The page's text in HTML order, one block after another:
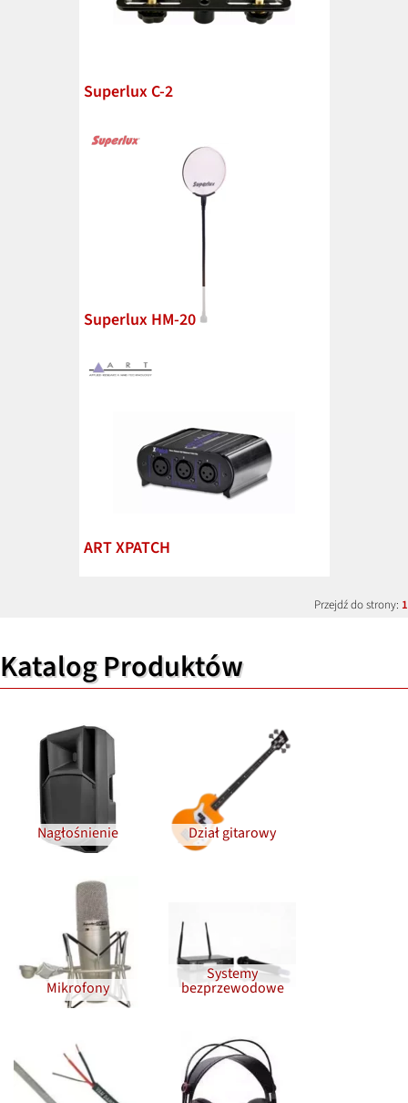
Superlux C-2
Superlux HM-20
ART XPATCH
Przejdź do strony: 1
Katalog Produktów
Nagłośnienie Dział gitarowy
Mikrofony
Systemy
bezprzewodowe